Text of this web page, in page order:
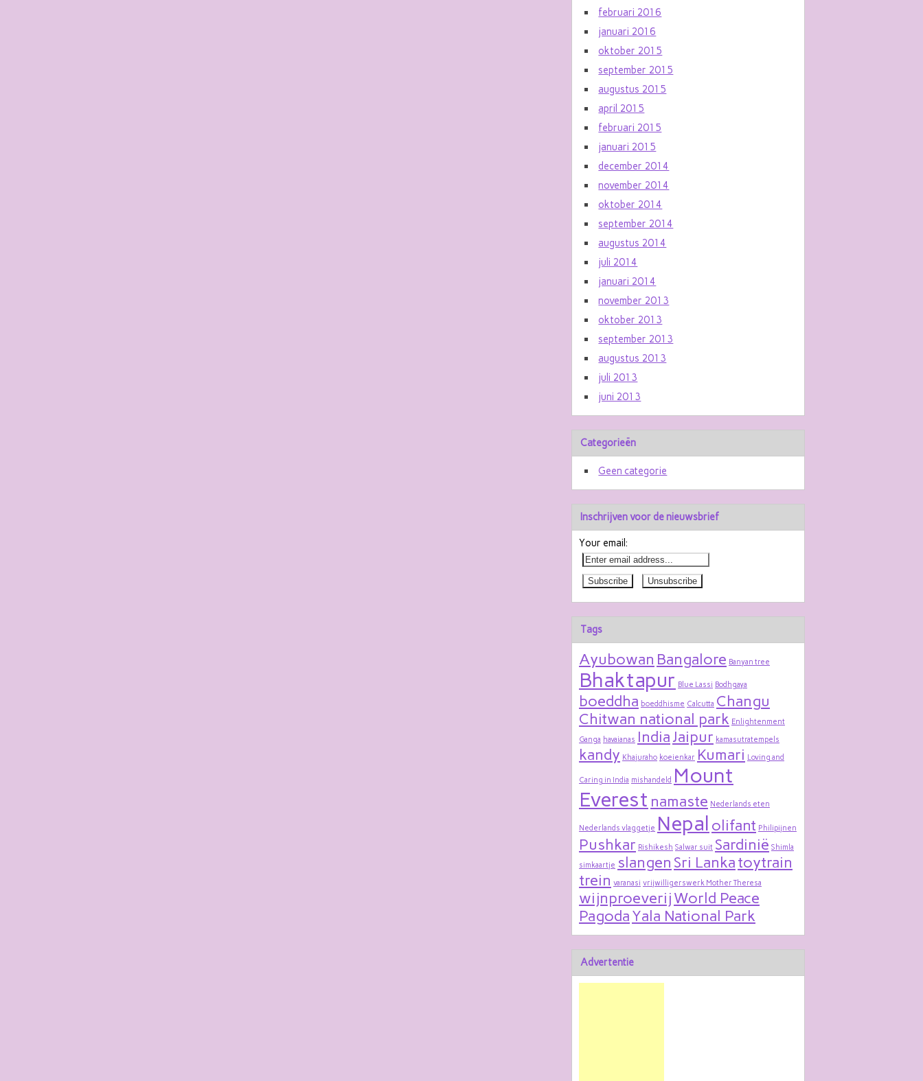
februari 2016
januari 2016
oktober 2015
september 2015
augustus 2015
april 2015
februari 2015
januari 2015
december 2014
november 2014
oktober 2014
september 2014
augustus 2014
juli 2014
januari 2014
november 2013
oktober 2013
september 2013
augustus 2013
juli 2013
juni 2013
Categorieën
Geen categorie
Inschrijven voor de nieuwsbrief
Your email:
Tags
Ayubowan Bangalore Banyan tree
Bhaktapur Blue Lassi Bodhgaya
boeddha boeddhisme Calcutta Changu
Chitwan national park Enlightenment
Ganga havaianas IndiaJaipur kamasutratempels
kandy Khajuraho koeienkar Kumari Loving and
Caring in India mishandeld Mount
Everest namaste Nederlands eten
Nederlands vlaggetje Nepal olifant Philipijnen
Pushkar Rishikesh Salwar suit Sardinië Shimla
simkaartje slangen Sri Lankatoytrain
trein varanasi vrijwilligerswerk Mother Theresa
wijnproeverijWorld Peace
PagodaYala National Park
Advertentie